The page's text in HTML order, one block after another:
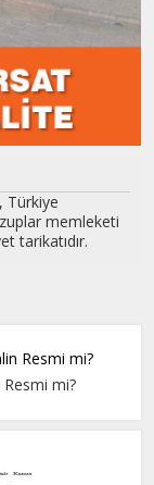
Türkiye
memleketi
tarikatıdır.
Resmi mi?